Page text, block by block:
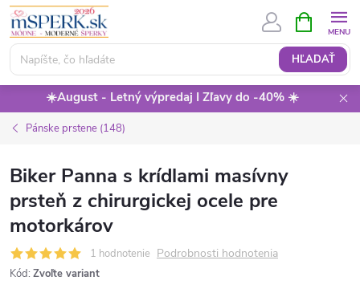
Prejsť
obsah
HĽADAŤ
KOŠÍK
☀️August - Letný výpredaj I Zľavy do -40% ☀️
Pánske prstene (148)
Biker Panna s krídlami masívny
prsteň z chirurgickej ocele pre
motorkárov
1 hodnotenie Podrobnosti hodnotenia
Kód: Zvoľte variant